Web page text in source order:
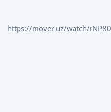
https://mover.uz/watch/